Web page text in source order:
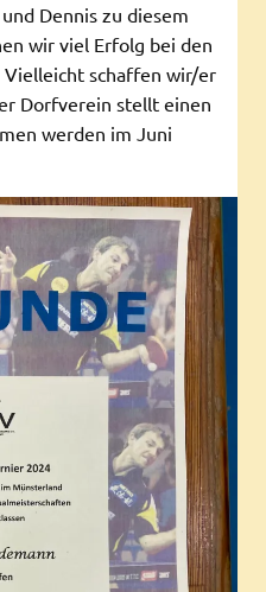
Dennis zu diesem
wir viel Erfolg bei den
schaffen wir/er
Dorfverein stellt einen
werden im Juni